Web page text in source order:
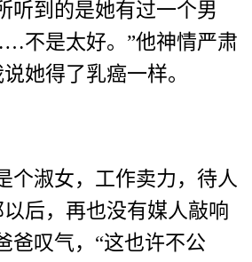
听到的是她有过一个男
不是太好。”他神情严肃
她得了乳癌一样。
个淑女，工作卖力，待人
后，再也没有媒人敲响
爸叹气，“这也许不公